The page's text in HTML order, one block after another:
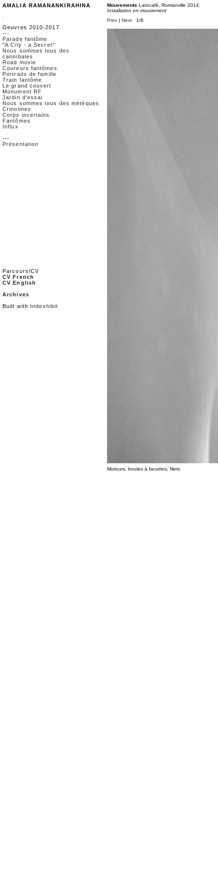
AMALIA RAMANANKIRAHINA
Oeuvres 2010-2017
---
Parade fantôme
"A City - a Secret"
Nous sommes tous des
cannibales
Road movie
Coureurs fantômes
Portraits de famille
Train fantôme
Le grand couvert
Monument RF
Jardin d'essai
Nous sommes tous des métèques
Crinolines
Corps incertains
Fantômes
Influx
---
Présentation
Parcours/CV
CV French
CV English
Archives
Built with Indexhibit
Mouvements Larocafé, Romanville 2014
Installation en mouvement
Prev | Next 1/6
Moteurs, boules à facettes, filets